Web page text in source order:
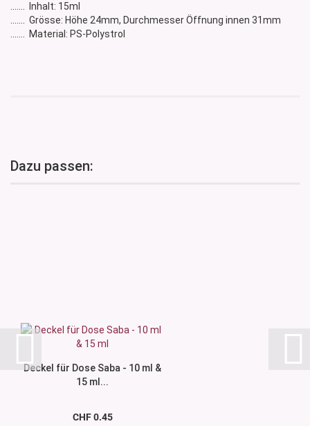
....... Inhalt: 15ml
....... Grösse: Höhe 24mm, Durchmesser Öffnung innen 31mm
....... Material: PS-Polystrol
Dazu passen:
Deckel für Dose Saba - 10 ml &
15 ml...
CHF 0.45